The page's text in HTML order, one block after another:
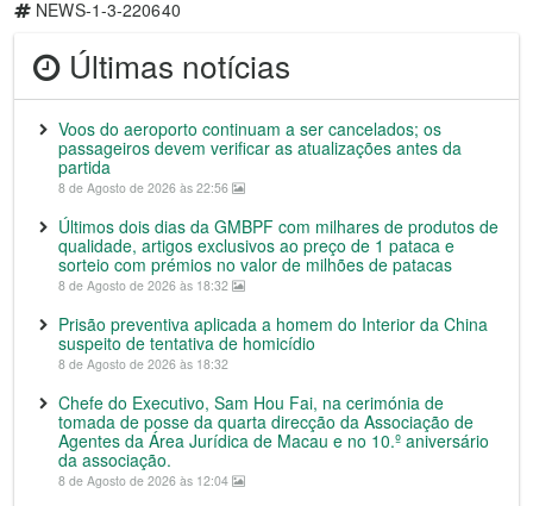
NEWS-1-3-220640
Últimas notícias
Voos do aeroporto continuam a ser cancelados; os
passageiros devem verificar as atualizações antes da
partida
8 de Agosto de 2026 às 22:56
Últimos dois dias da GMBPF com milhares de produtos de
qualidade, artigos exclusivos ao preço de 1 pataca e
sorteio com prémios no valor de milhões de patacas
8 de Agosto de 2026 às 18:32
Prisão preventiva aplicada a homem do Interior da China
suspeito de tentativa de homicídio
8 de Agosto de 2026 às 18:32
Chefe do Executivo, Sam Hou Fai, na cerimónia de
tomada de posse da quarta direcção da Associação de
Agentes da Área Jurídica de Macau e no 10.º aniversário
da associação.
8 de Agosto de 2026 às 12:04